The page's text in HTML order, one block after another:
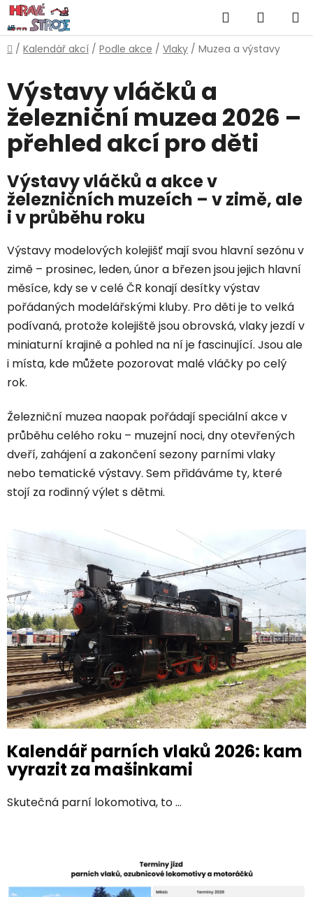
Přejít
na
obsah
Hledat
KOŠÍK
Domů
/ Kalendář akcí / Podle akce / Vlaky / Muzea a výstavy
Výstavy vláčků a
železniční muzea 2026 –
přehled akcí pro děti
Výstavy vláčků a akce v
železničních muzeích – v zimě, ale
i v průběhu roku
Výstavy modelových kolejišť mají svou hlavní sezónu v
zimě – prosinec, leden, únor a březen jsou jejich hlavní
měsíce, kdy se v celé ČR konají desítky výstav
pořádaných modelářskými kluby. Pro děti je to velká
podívaná, protože kolejiště jsou obrovská, vlaky jezdí v
miniaturní krajině a pohled na ní je fascinující. Jsou ale
i místa, kde můžete pozorovat malé vláčky po celý
rok.
Železniční muzea naopak pořádají speciální akce v
průběhu celého roku – muzejní noci, dny otevřených
dveří, zahájení a zakončení sezony parními vlaky
nebo tematické výstavy. Sem přidáváme ty, které
stojí za rodinný výlet s dětmi.
V
ý
p
i
s
č
l
á
n
k
ů
Kalendář parních vlaků 2026: kam
vyrazit za mašinkami
Skutečná parní lokomotiva, to ...